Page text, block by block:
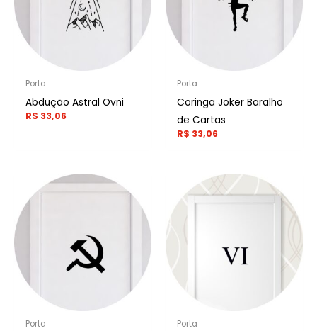
Porta
Abdução Astral Ovni
R$ 33,06
Porta
Coringa Joker Baralho
de Cartas
R$ 33,06
Porta Porta